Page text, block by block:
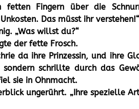
Fingern über die
Das müsst ihr verstehen!“
„Was willst du?“
der fette Frosch.
da ihre Prinzessin, und ihre
schrillte durch das
sie in Ohnmacht.
ungerührt. „Ihre spezielle